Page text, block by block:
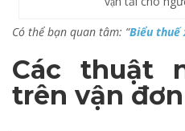
Có thể bạn quan tâm: “Biểu thuế
Các thuật
trên vận